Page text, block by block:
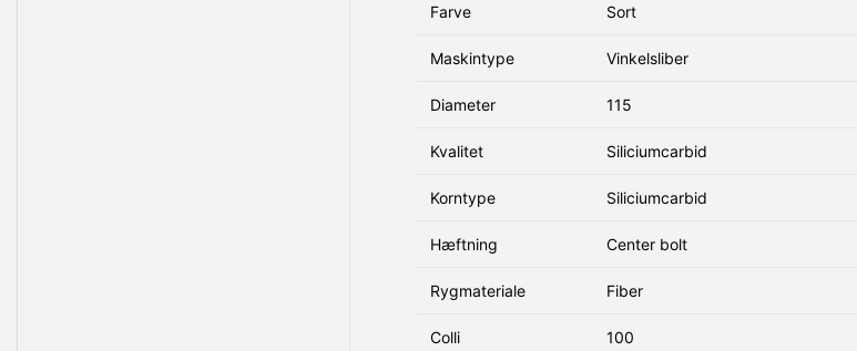
Farve Sort
Maskintype Vinkelsliber
Diameter 115
Kvalitet Siliciumcarbid
Korntype Siliciumcarbid
Hæftning Center bolt
Rygmateriale Fiber
Colli 100